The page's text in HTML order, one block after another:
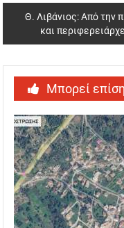
Θ. Λιβάνιος: Από την
και
Μπορεί